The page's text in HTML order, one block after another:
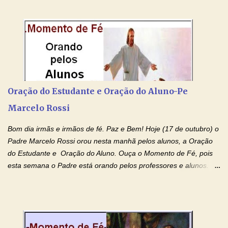
por estas valiosas orações. Tenham um lindo fim de semana na
paz de Jesus Cristo e no amor de Maria Santíssima. Adriana-
Devoção e Fé Clique para acessar: Facebook Padre Marcelo
Rossi Site Padre Marcelo Rossi (para ouvir o Momento de Fé)
Tocai, Cura! E Restaura! "Jesus, no poder de Seu Nome, peço
gerações, através de todas as raízes da minha árvore
genealógica. Que o Sangue de Jesus, purificador e vivificante,
Oração do Estudante e Oração do Aluno-Pe
Marcelo Rossi
Bom dia irmãs e irmãos de fé. Paz e Bem! Hoje (17 de outubro) o
Padre Marcelo Rossi orou nesta manhã pelos alunos, a Oração
do Estudante e Oração do Aluno. Ouça o Momento de Fé, pois
esta semana o Padre está orando pelos professores e alunos.
intelectualmente e espiritualmente para o dia da prova. Confie no